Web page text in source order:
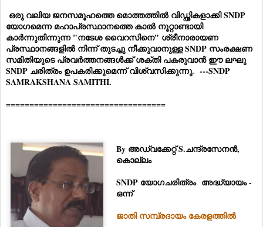
ഒരു വലിയ ജനസമൂഹത്തെ മൊത്തത്തിൽ വിഡ്ഢികളാക്കി SNDP
യോഗമെന്ന മഹാപ്രസ്ഥാനത്തെ കാൽ നൂറ്റാണ്ടായി
കാർന്നുതിന്നുന്ന "നടേശ വൈറസിനെ" ശ്രീനാരായണ
പ്രസ്ഥാനങ്ങളിൽ നിന്ന് തുടച്ചു നീക്കുവാനുള്ള SNDP സംരക്ഷണ
സമിതിയുടെ പ്രവർത്തനങ്ങൾക്ക് ശക്തി പകരുവാൻ ഈ ലഘു
SNDP ചരിത്രം ഉപകരിക്കുമെന്ന് വിശ്വസിക്കുന്നു. ---SNDP
SAMRAKSHANA SAMITHI.
==================================
By അഡ്വക്കേറ്റ് S.ചന്ദ്രസേനൻ,
കൊല്ലം
SNDP യോഗചരിത്രം അദ്ധ്യായം -
ഒന്ന്
ജാതി സമ്പ്രദായം കേരളത്തിൽ